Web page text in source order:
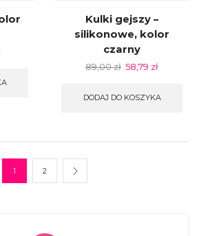
Kulki gejszy –
silikonowe, kolor
czarny
89,00zł 58,79 zł
DODAJ DO KOSZYKA
1 2